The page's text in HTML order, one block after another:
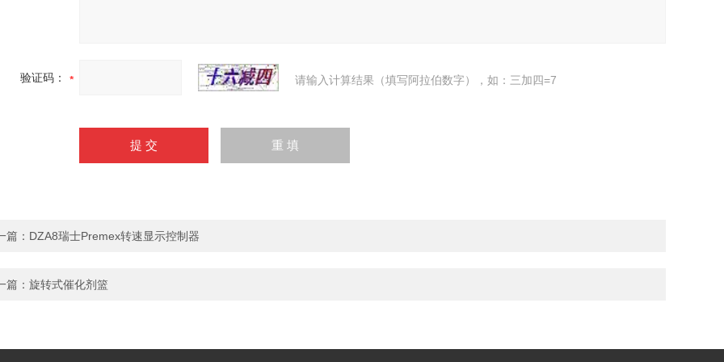
验证码： 请输入计算结果（填写阿拉伯数字），如：三加四=7
篇： DZA8瑞士Premex转速显示控制器
篇： 旋转式催化剂篮